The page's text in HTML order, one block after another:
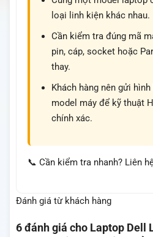
loại linh kiện khác nhau.
Cần kiểm tra đúng mã
pin, cáp, socket hoặc
thay.
Khách hàng nên gửi
model máy để kỹ thuật
chính xác.
📞 Cần kiểm tra nhanh? Liên
Đánh giá từ khách hàng
6 đánh giá cho Laptop Dell